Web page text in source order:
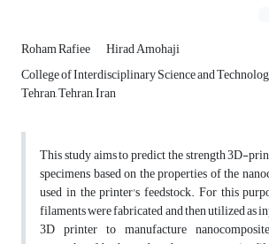
Roham Rafiee
Hirad Amohaji
College of Interdisciplinary Science and
Tehran, Tehran, Iran
This study aims to predict the strength 3D-
specimens based on the properties of the
used in the printer's feedstock. For this
filaments were fabricated and then utilized as
3D printer to manufacture